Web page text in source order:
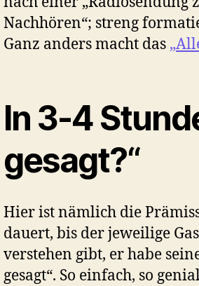
Nachhören“; streng
Ganz anders macht das
In 3-4
gesagt?“
Hier ist nämlich die
dauert, bis der jeweilige
verstehen gibt, er habe
gesagt“. So einfach, so